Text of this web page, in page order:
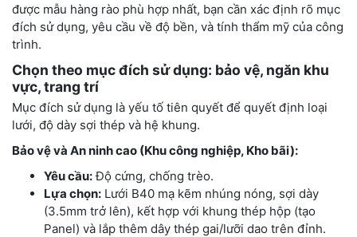
được mẫu hàng rào phù hợp nhất, bạn cần xác định rõ mục
đích sử dụng, yêu cầu về độ bền, và tính thẩm mỹ của công
trình.
Chọn theo mục đích sử dụng: bảo vệ, ngăn khu
vực, trang trí
Mục đích sử dụng là yếu tố tiên quyết để quyết định loại
lưới, độ dày sợi thép và hệ khung.
Bảo vệ và An ninh cao (Khu công nghiệp, Kho bãi):
Yêu cầu:Độ cứng, chống trèo.
Lựa chọn: Lưới B40 mạ kẽm nhúng nóng, sợi dày
(3.5mm trở lên), kết hợp với khung thép hộp (tạo
Panel) và lắp thêm dây thép gai/lưỡi dao trên đỉnh.